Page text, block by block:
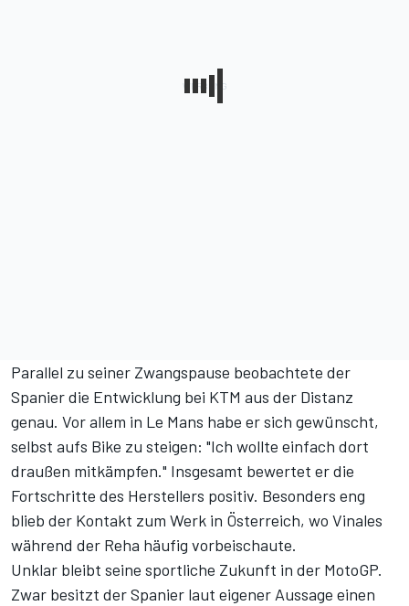
Parallel zu seiner Zwangspause beobachtete der
Spanier die Entwicklung bei KTM aus der Distanz
genau. Vor allem in Le Mans habe er sich gewünscht,
selbst aufs Bike zu steigen: "Ich wollte einfach dort
draußen mitkämpfen." Insgesamt bewertet er die
Fortschritte des Herstellers positiv. Besonders eng
blieb der Kontakt zum Werk in Österreich, wo Vinales
während der Reha häufig vorbeischaute.
Unklar bleibt seine sportliche Zukunft in der MotoGP.
Zwar besitzt der Spanier laut eigener Aussage einen